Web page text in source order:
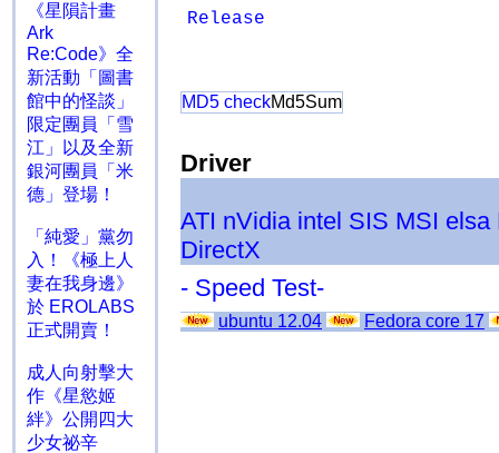
《星隕計畫
Ark
Re:Code》全
新活動「圖書
館中的怪談」
限定團員「雪
江」以及全新
銀河團員「米
德」登場！
「純愛」黨勿
入！《極上人
妻在我身邊》
於 EROLABS
正式開賣！
成人向射擊大
作《星慾姬
絆》公開四大
少女祕辛
Release
MD5 checkMd5Sum
Driver
ATI nVidia intel SIS MSI elsa
DirectX
- Speed Test-
ubuntu 12.04 Fedora core 17